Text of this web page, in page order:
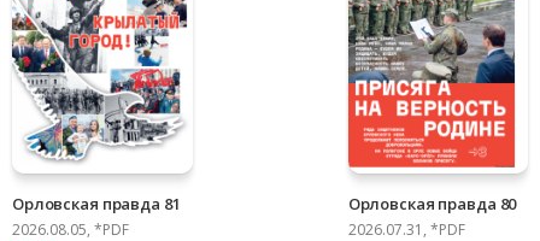
Орловская правда 81
2026.08.05, *PDF
Орловская правда 80
2026.07.31, *PDF